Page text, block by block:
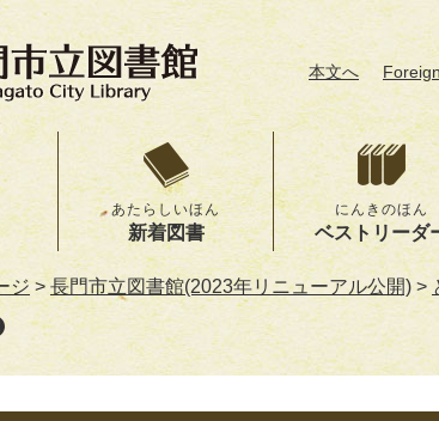
本文へ
あたらしいほん
新着図書
にんきのほん
ベストリーダ
ジ >長門市立図書館(2023年リニューアル公開) >